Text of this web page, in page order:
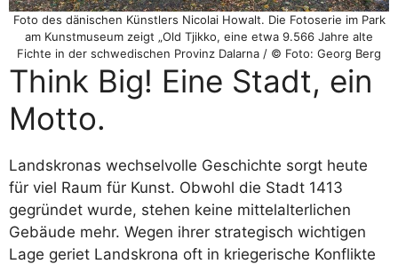
Foto des dänischen Künstlers Nicolai Howalt. Die Fotoserie im Park
am Kunstmuseum zeigt „Old Tjikko, eine etwa 9.566 Jahre alte
Fichte in der schwedischen Provinz Dalarna / © Foto: Georg Berg
Think Big! Eine Stadt, ein
Motto.
Landskronas wechselvolle Geschichte sorgt heute
für viel Raum für Kunst. Obwohl die Stadt 1413
gegründet wurde, stehen keine mittelalterlichen
Gebäude mehr. Wegen ihrer strategisch wichtigen
Lage geriet Landskrona oft in kriegerische Konflikte